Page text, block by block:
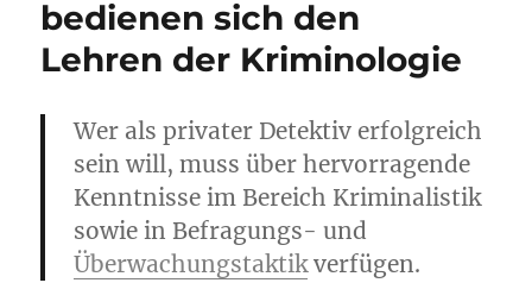
bedienen sich den
Lehren der Kriminologie
Wer als privater Detektiv erfolgreich
sein will, muss über hervorragende
Kenntnisse im Bereich Kriminalistik
sowie in Befragungs- und
Überwachungstaktikverfügen.